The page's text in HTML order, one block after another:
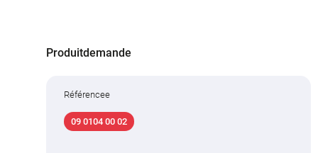
Produitdemande
Référencee
09 0104 00 02